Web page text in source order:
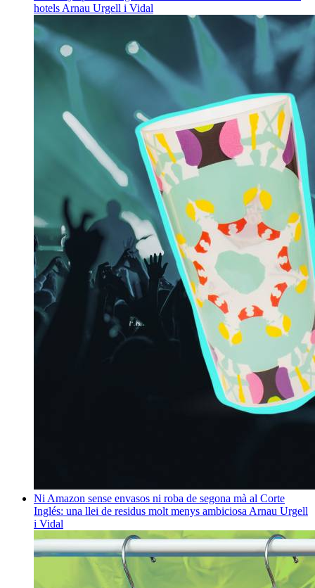
hotels Arnau Urgell i Vidal
Ni Amazon sense envasos ni roba de segona mà al Corte
Inglés: una llei de residus molt menys ambiciosa Arnau Urgell
i Vidal